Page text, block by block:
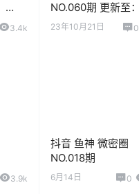
3.4k
NO.060期 更新至：
2023.10.21
23年10月21日 0
3.9k
抖音 鱼神 微密圈
NO.018期
6月14日 0